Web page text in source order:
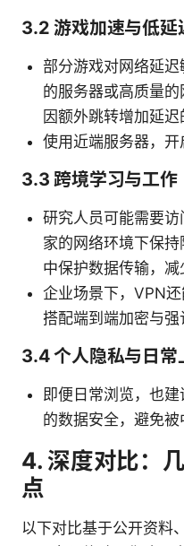
3.2 游戏加速与低延
部分游戏对网络延
的服务器或高质量
因额外跳转增加延迟
使用近端服务器，开
3.3 跨境学习与工作
研究人员可能需要
家的网络环境下保
中保护数据传输，减
企业场景下，VPN还
搭配端到端加密与强
3.4 个人隐私与日常
即便日常浏览，也
的数据安全，避免被
4. 深度对比：
点
以下对比基于公开资料